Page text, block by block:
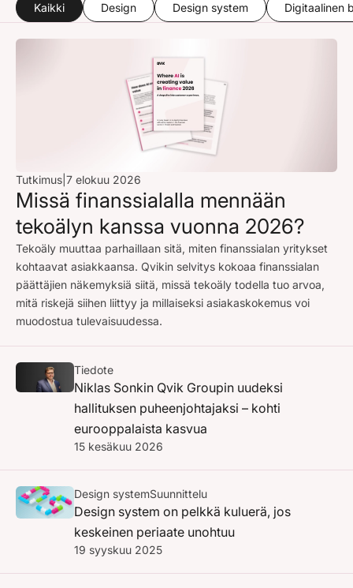
Kaikki Design Design system Digitaalinen
Tutkimus 7 elokuu 2026
Missä finanssialalla mennään
tekoälyn kanssa vuonna 2026?
Tekoäly muuttaa parhaillaan sitä, miten finanssialan yritykset
kohtaavat asiakkaansa. Qvikin selvitys kokoaa finanssialan
päättäjien näkemyksiä siitä, missä tekoäly todella tuo arvoa,
mitä riskejä siihen liittyy ja millaiseksi asiakaskokemus voi
muodostua tulevaisuudessa.
Tiedote
Niklas Sonkin Qvik Groupin uudeksi
hallituksen puheenjohtajaksi – kohti
eurooppalaista kasvua
15 kesäkuu 2026
Design systemSuunnittelu
Design system on pelkkä kuluerä, jos
keskeinen periaate unohtuu
19 syyskuu 2025